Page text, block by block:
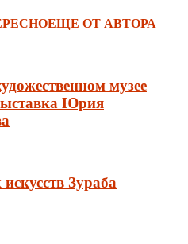
ЕЩЕ ОТ АВТОРА
музее
Юрия
Зураба